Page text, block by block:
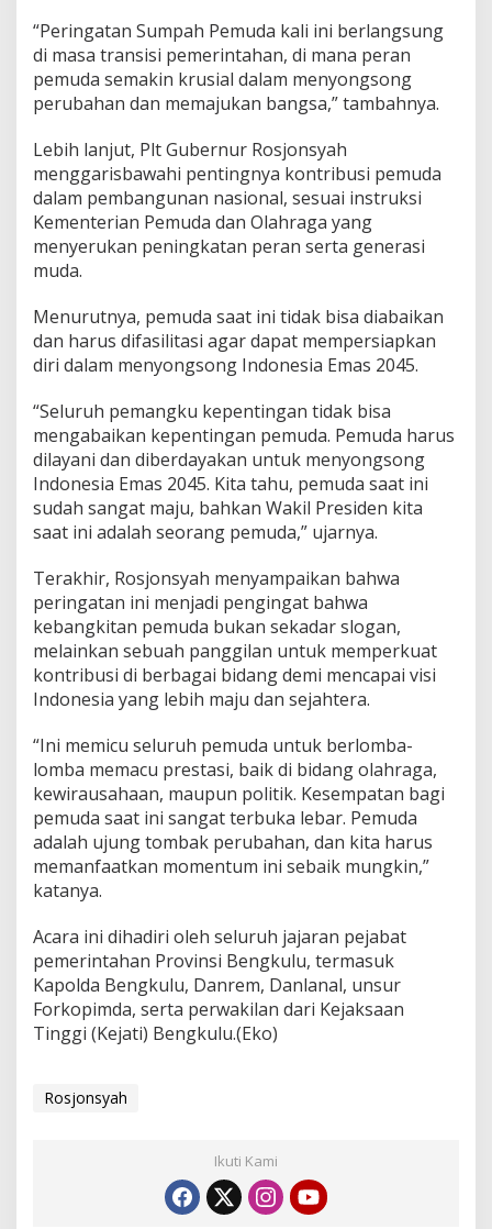
“Peringatan Sumpah Pemuda kali ini berlangsung
di masa transisi pemerintahan, di mana peran
pemuda semakin krusial dalam menyongsong
perubahan dan memajukan bangsa,” tambahnya.
Lebih lanjut, Plt Gubernur Rosjonsyah
menggarisbawahi pentingnya kontribusi pemuda
dalam pembangunan nasional, sesuai instruksi
Kementerian Pemuda dan Olahraga yang
menyerukan peningkatan peran serta generasi
muda.
Menurutnya, pemuda saat ini tidak bisa diabaikan
dan harus difasilitasi agar dapat mempersiapkan
diri dalam menyongsong Indonesia Emas 2045.
“Seluruh pemangku kepentingan tidak bisa
mengabaikan kepentingan pemuda. Pemuda harus
dilayani dan diberdayakan untuk menyongsong
Indonesia Emas 2045. Kita tahu, pemuda saat ini
sudah sangat maju, bahkan Wakil Presiden kita
saat ini adalah seorang pemuda,” ujarnya.
Terakhir, Rosjonsyah menyampaikan bahwa
peringatan ini menjadi pengingat bahwa
kebangkitan pemuda bukan sekadar slogan,
melainkan sebuah panggilan untuk memperkuat
kontribusi di berbagai bidang demi mencapai visi
Indonesia yang lebih maju dan sejahtera.
“Ini memicu seluruh pemuda untuk berlomba-
lomba memacu prestasi, baik di bidang olahraga,
kewirausahaan, maupun politik. Kesempatan bagi
pemuda saat ini sangat terbuka lebar. Pemuda
adalah ujung tombak perubahan, dan kita harus
memanfaatkan momentum ini sebaik mungkin,”
katanya.
Acara ini dihadiri oleh seluruh jajaran pejabat
pemerintahan Provinsi Bengkulu, termasuk
Kapolda Bengkulu, Danrem, Danlanal, unsur
Forkopimda, serta perwakilan dari Kejaksaan
Tinggi (Kejati) Bengkulu.(Eko)
Rosjonsyah
Ikuti Kami